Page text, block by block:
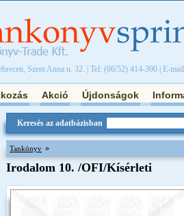
Szent Anna u. 32. | Tel: (06/52) 414-390 | E-
Akció Újdonságok
Keresés az adatbázisban
Tankönyv »
Irodalom 10. /OFI/Kísérleti